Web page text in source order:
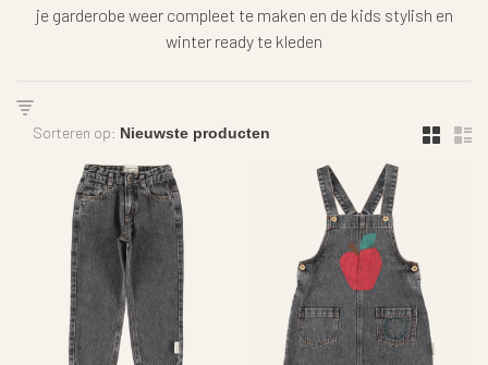
je garderobe weer compleet te maken en de kids stylish en
winter ready te kleden
Sorteren op: